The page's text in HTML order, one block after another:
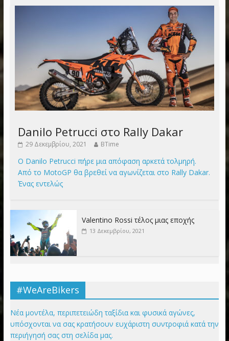
Danilo Petrucci στο Rally Dakar
29 Δεκεμβρίου, 2021 BTime
Ο Danilo Petrucci πήρε μια απόφαση αρκετά τολμηρή.
Από το MotoGP θα βρεθεί να αγωνίζεται στο Rally Dakar.
Ένας εντελώς
Valentino Rossi τέλος μιας εποχής
13 Δεκεμβρίου, 2021
#WeAreBikers
Νέα μοντέλα, περιπετειώδη ταξίδια και φυσικά αγώνες,
υπόσχονται να σας κρατήσουν ευχάριστη συντροφιά κατά την
περιήγησή σας στη σελίδα μας.